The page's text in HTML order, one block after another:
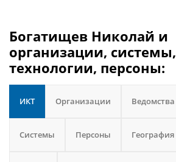
Богатищев Николай и
организации, системы,
технологии, персоны:
ИКТ Организации Ведомства
Системы Персоны География